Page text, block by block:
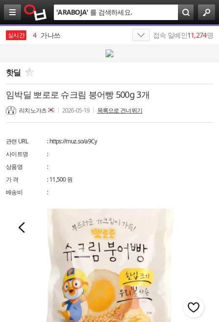
검
색
'ARABOJA' 를 검색하세요.
실시간
3 엔비디아
4 가나쓰
6
7 SK네트웍스
8
SK텔레콤
9 HBM
속보
접속 일베인11,274명
핫딜
임박딜 뽀로로 슈크림 붕어빵 500g 3개
리치노가츠 2026-05-19 목록으로 건너뛰기
관련 URL :https://muz.so/a9Cy
사이트명
:
상품명
:
가 격
: 11,500 원
배송비
: